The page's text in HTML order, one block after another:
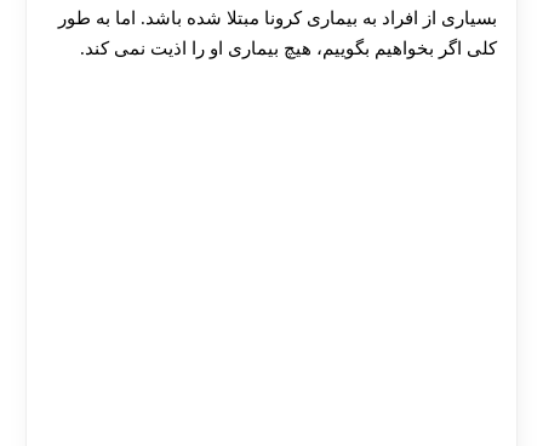
بسیاری از افراد به بیماری کرونا مبتلا شده باشد. اما به طور
کلی اگر بخواهیم بگوییم، هیچ بیماری او را اذیت نمی کند.